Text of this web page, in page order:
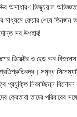
অসাধারণ ভিজ্যুয়াল
ফেয়ার শেষে তিনজন
সব উপহার!
ডিরেক্টর ও হেড অব
সমৃদ্ধ
প্রযুক্তি নিরবচ্ছিন্ন
তাদের পরিবারের